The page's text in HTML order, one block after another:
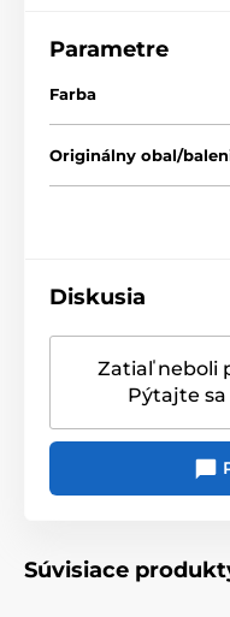
Materiál: 90%
Výroba : Česká a
Veselé ponožky
Parametre
Farba
Originálny obal/
Diskusia
Zatiaľ neboli
Pýtajte
Súvisiace